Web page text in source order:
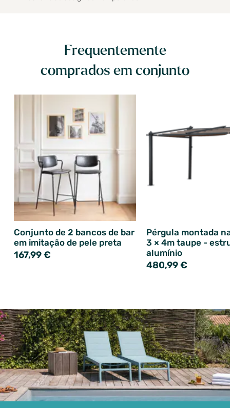
Frequentemente
comprados em conjunto
Conjunto de 2 bancos de bar
em imitação de pele preta
167,99 €
Pérgula montada
3 × 4m taupe -
alumínio
480,99 €